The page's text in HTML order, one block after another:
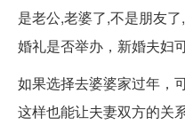
是老公,老婆了,不是朋友
婚礼是否举办，新婚夫妇
如果选择去婆婆家过年，
这样也能让夫妻双方的关